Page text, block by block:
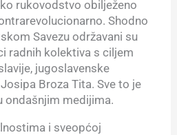
rukovodstvo obilježeno
Shodno
Savezu održavani su
radnih kolektiva s ciljem
jugoslavenske
Broza Tita. Sve to je
ondašnjim medijima.
i sveopćoj